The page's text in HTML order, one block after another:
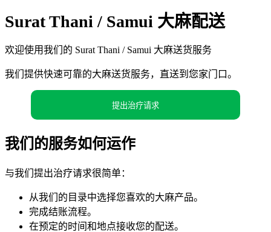
Surat Thani / Samui 大麻配送
欢迎使用我们的 Surat Thani / Samui 大麻送货服务
我们提供快速可靠的大麻送货服务，直送到您家门口。
提出治疗请求
我们的服务如何运作
与我们提出治疗请求很简单：
从我们的目录中选择您喜欢的大麻产品。
完成结账流程。
在预定的时间和地点接收您的配送。